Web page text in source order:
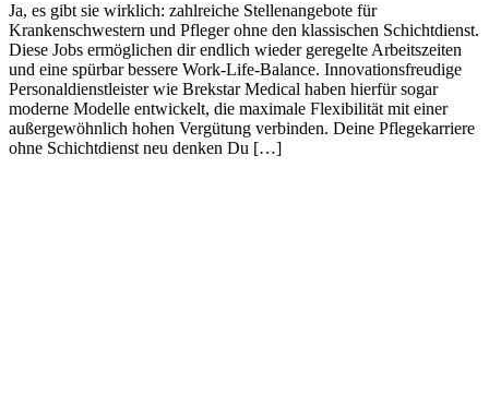
Ja, es gibt sie wirklich: zahlreiche Stellenangebote für
Krankenschwestern und Pfleger ohne den klassischen Schichtdienst.
Diese Jobs ermöglichen dir endlich wieder geregelte Arbeitszeiten
und eine spürbar bessere Work-Life-Balance. Innovationsfreudige
Personaldienstleister wie Brekstar Medical haben hierfür sogar
moderne Modelle entwickelt, die maximale Flexibilität mit einer
außergewöhnlich hohen Vergütung verbinden. Deine Pflegekarriere
ohne Schichtdienst neu denken Du […]